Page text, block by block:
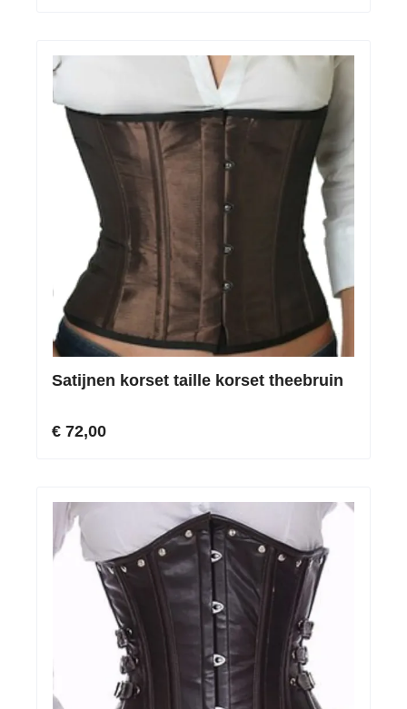
Satijnen korset taille korset theebruin
€ 72,00